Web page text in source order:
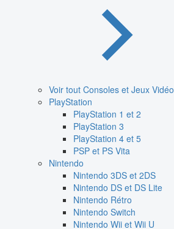
Voir tout Consoles et Jeux Vidéo
PlayStation
PlayStation 1 et 2
PlayStation 3
PlayStation 4 et 5
PSP et PS Vita
Nintendo
Nintendo 3DS et 2DS
Nintendo DS et DS Lite
Nintendo Rétro
Nintendo Switch
Nintendo Wii et Wii U